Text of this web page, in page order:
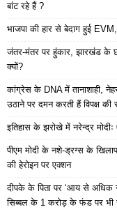
बांट रहे हैं ?
भाजपा की हार से बेदाग हुई
जंतर-मंतर पर हुंकार, झारखंड के
क्यों?
कांग्रेस के DNA में तानाशाही,
उठाने पर दमन करती हैं विपक्ष की
इतिहास के झरोखे में नरेन्द्र
पीएम मोदी के नशे-ड्रग्स के
की हेरोइन पर एक्शन
दीपके के पिता पर ‘आय से अधिक
सिब्बल के 1 करोड़ के फंड पर भी